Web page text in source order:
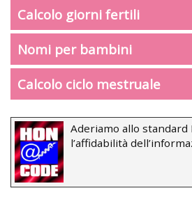
Calcolo giorni fertili
Nomi per bambini
Calcolo ciclo mestruale
Aderiamo allo standard
l’affidabilità